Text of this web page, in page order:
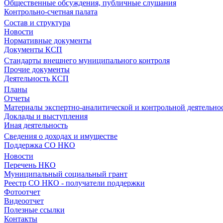
Общественные обсуждения, публичные слушания
Контрольно-счетная палата
Состав и структура
Новости
Нормативные документы
Документы КСП
Стандарты внешнего муниципального контроля
Прочие документы
Деятельность КСП
Планы
Отчеты
Материалы экспертно-аналитической и контрольной
Доклады и выступления
Иная деятельность
Сведения о доходах и имуществе
Поддержка СО НКО
Новости
Перечень НКО
Муниципальный социальный грант
Реестр СО НКО - получатели поддержки
Фотоотчет
Видеоотчет
Полезные ссылки
Контакты